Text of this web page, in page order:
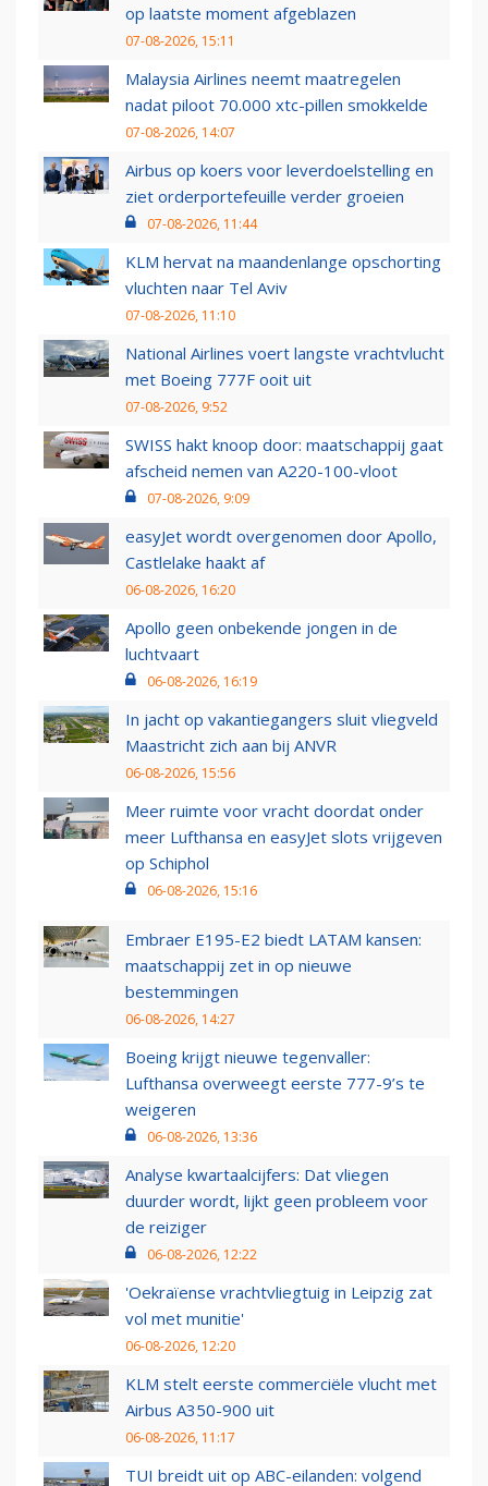
op laatste moment afgeblazen
07-08-2026, 15:11
Malaysia Airlines neemt maatregelen
nadat piloot 70.000 xtc-pillen smokkelde
07-08-2026, 14:07
Airbus op koers voor leverdoelstelling en
ziet orderportefeuille verder groeien
07-08-2026, 11:44
KLM hervat na maandenlange opschorting
vluchten naar Tel Aviv
07-08-2026, 11:10
National Airlines voert langste vrachtvlucht
met Boeing 777F ooit uit
07-08-2026, 9:52
SWISS hakt knoop door: maatschappij gaat
afscheid nemen van A220-100-vloot
07-08-2026, 9:09
easyJet wordt overgenomen door Apollo,
Castlelake haakt af
06-08-2026, 16:20
Apollo geen onbekende jongen in de
luchtvaart
06-08-2026, 16:19
In jacht op vakantiegangers sluit vliegveld
Maastricht zich aan bij ANVR
06-08-2026, 15:56
Meer ruimte voor vracht doordat onder
meer Lufthansa en easyJet slots vrijgeven
op Schiphol
06-08-2026, 15:16
Embraer E195-E2 biedt LATAM kansen:
maatschappij zet in op nieuwe
bestemmingen
06-08-2026, 14:27
Boeing krijgt nieuwe tegenvaller:
Lufthansa overweegt eerste 777-9’s te
weigeren
06-08-2026, 13:36
Analyse kwartaalcijfers: Dat vliegen
duurder wordt, lijkt geen probleem voor
de reiziger
06-08-2026, 12:22
'Oekraïense vrachtvliegtuig in Leipzig zat
vol met munitie'
06-08-2026, 12:20
KLM stelt eerste commerciële vlucht met
Airbus A350-900 uit
06-08-2026, 11:17
TUI breidt uit op ABC-eilanden: volgend